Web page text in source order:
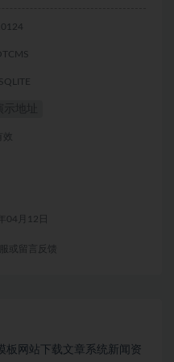
效
04月12日
或留言反馈
板网站下载文章系统新闻资